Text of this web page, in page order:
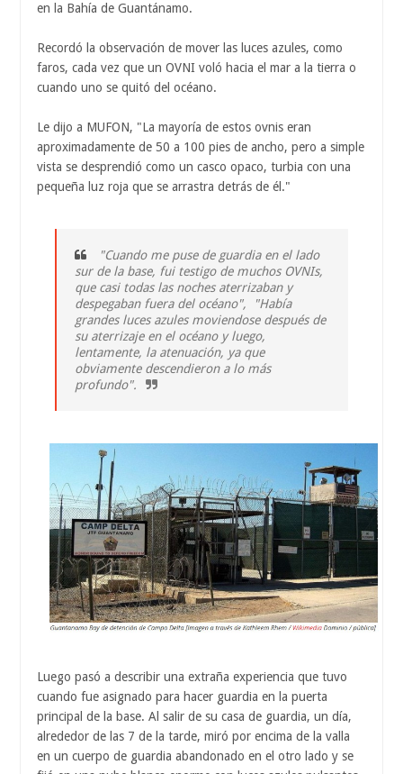
en la Bahía de Guantánamo.
Recordó la observación de mover las luces azules, como
faros, cada vez que un OVNI voló hacia el mar a la tierra o
cuando uno se quitó del océano.
Le dijo a MUFON, "La mayoría de estos ovnis eran
aproximadamente de 50 a 100 pies de ancho, pero a simple
vista se desprendió como un casco opaco, turbia con una
pequeña luz roja que se arrastra detrás de él."
"Cuando me puse de guardia en el lado
sur de la base, fui testigo de muchos OVNIs,
que casi todas las noches aterrizaban y
despegaban fuera del océano", "Había
grandes luces azules moviendose después de
su aterrizaje en el océano y luego,
lentamente, la atenuación, ya que
obviamente descendieron a lo más
profundo".
Luego pasó a describir una extraña experiencia que tuvo
cuando fue asignado para hacer guardia en la puerta
principal de la base. Al salir de su casa de guardia, un día,
alrededor de las 7 de la tarde, miró por encima de la valla
en un cuerpo de guardia abandonado en el otro lado y se